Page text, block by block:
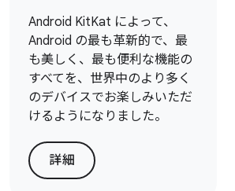
Android KitKat によって、
Android の最も革新的で、最
も美しく、最も便利な機能の
すべてを、世界中のより多く
のデバイスでお楽しみいただ
けるようになりました。
詳細